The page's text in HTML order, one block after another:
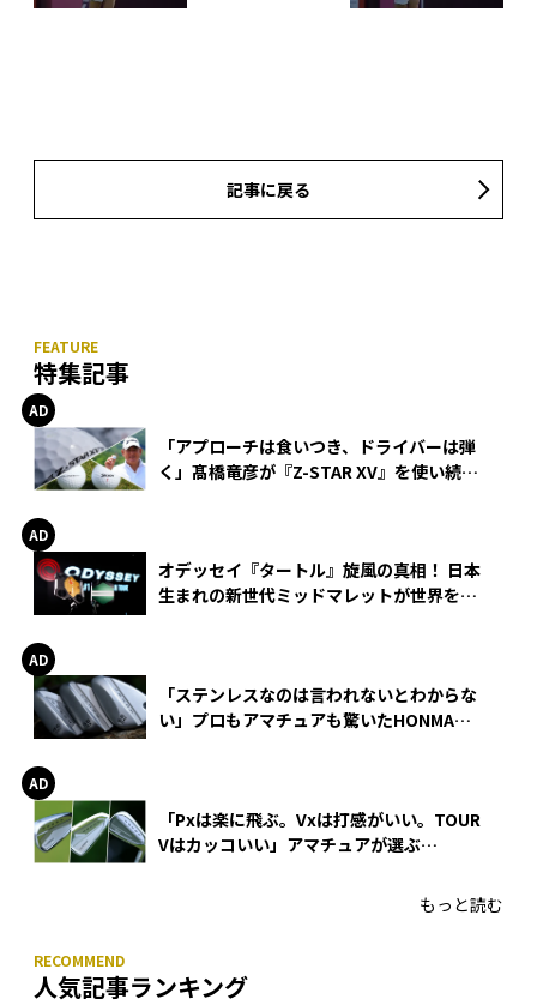
記事に戻る
特集記事
「アプローチは食いつき、ドライバーは弾
く」髙橋竜彦が『Z-STAR XV』を使い続け
オデッセイ『タートル』旋風の真相！ 日本
生まれの新世代ミッドマレットが世界を席
「ステンレスなのは言われないとわからな
い」プロもアマチュアも驚いたHONMA
「Pxは楽に飛ぶ。Vxは打感がいい。TOUR
Vはカッコいい」アマチュアが選ぶ
もっと読む
人気記事ランキング